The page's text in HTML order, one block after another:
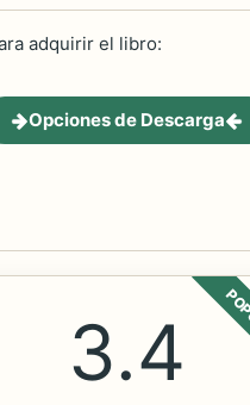
adquirir el libro:
Opciones de Descarga
3.4